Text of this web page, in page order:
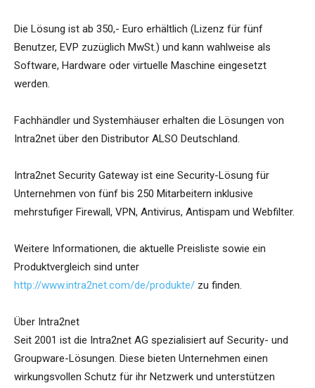
Die Lösung ist ab 350,- Euro erhältlich (Lizenz für fünf
Benutzer, EVP zuzüglich MwSt.) und kann wahlweise als
Software, Hardware oder virtuelle Maschine eingesetzt
werden.
Fachhändler und Systemhäuser erhalten die Lösungen von
Intra2net über den Distributor ALSO Deutschland.
Intra2net Security Gateway ist eine Security-Lösung für
Unternehmen von fünf bis 250 Mitarbeitern inklusive
mehrstufiger Firewall, VPN, Antivirus, Antispam und Webfilter.
Weitere Informationen, die aktuelle Preisliste sowie ein
Produktvergleich sind unter
http://www.intra2net.com/de/produkte/ zu finden.
Über Intra2net
Seit 2001 ist die Intra2net AG spezialisiert auf Security- und
Groupware-Lösungen. Diese bieten Unternehmen einen
wirkungsvollen Schutz für ihr Netzwerk und unterstützen